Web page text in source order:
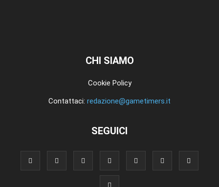
CHI SIAMO
Cookie Policy
Contattaci: redazione@gametimers.it
SEGUICI